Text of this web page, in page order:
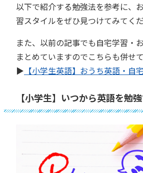
以下で紹介する勉強法を参考に、
習スタイルをぜひ見つけてみてくだ
また、以前の記事でも自宅学習・
まとめていますのでこちらも併せ
▶︎ 【小学生英語】おうち英語・自
【小学生】いつから英語を勉